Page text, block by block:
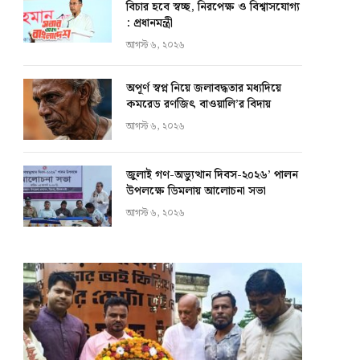
বিচার হবে স্বচ্ছ, নিরপেক্ষ ও বিশ্বাসযোগ্য
: প্রধানমন্ত্রী
আগস্ট ৬, ২০২৬
অপূর্ণ স্বপ্ন নিয়ে জলাবদ্ধতার মধ্যদিয়ে
কমরেড রণজিৎ বাওয়ালি’র বিদায়
আগস্ট ৬, ২০২৬
জুলাই গণ-অভ্যুত্থান দিবস-২০২৬’ পালন
উপলক্ষে ডিমলায় আলোচনা সভা
আগস্ট ৬, ২০২৬